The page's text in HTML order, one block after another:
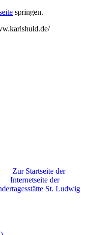
springen.